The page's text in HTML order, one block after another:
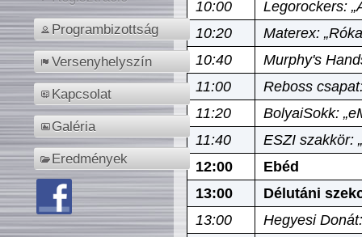
Programbizottság
Versenyhelyszín
Kapcsolat
Galéria
Eredmények
10:00
Legorockers:
10:20
Materex:
10:40
Murphy's
11:00
Reboss
11:20
BolyaiSokk:
11:40
ESZI szakkör:
12:00
Ebéd
13:00
Délutáni
13:00
Hegyesi